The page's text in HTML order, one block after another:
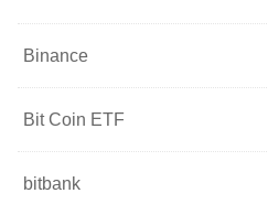
Binance
Bit Coin ETF
bitbank